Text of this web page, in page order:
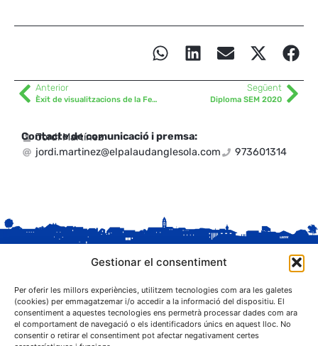
Gestionar el consentiment
Per oferir les millors experiències, utilitzem tecnologies com ara les galetes
(cookies) per emmagatzemar i/o accedir a la informació del dispositiu. El
consentiment a aquestes tecnologies ens permetrà processar dades com ara
el comportament de navegació o els identificadors únics en aquest lloc. No
consentir o retirar el consentiment pot afectar negativament certes
Anterior
Èxit de visualitzacions de la Festa Major Sant Blai 2021
Següent
Diploma SEM 2020
Contacte de comunicació i premsa:
Jordi Martínez
jordi.martinez@elpalaudanglesola.com
973601314
C. Sant Josep, 1